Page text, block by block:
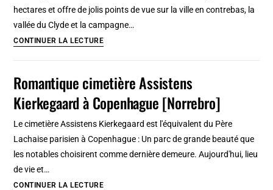
de
Lisbonne
hectares et offre de jolis points de vue sur la ville en contrebas, la
vallée du Clyde et la campagne…
CONTINUER LA LECTUREGlasgow
beau
cimetière
victorien
[East
Romantique cimetière Assistens
Kierkegaard à Copenhague [Norrebro]
Le cimetière Assistens Kierkegaard est l'équivalent du Père
Lachaise parisien à Copenhague : Un parc de grande beauté que
les notables choisirent comme dernière demeure. Aujourd'hui, lieu
de vie et…
CONTINUER LA LECTURERomantique